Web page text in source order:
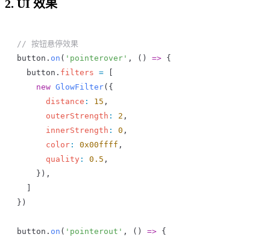
2. UI 效果
// 按钮悬停效果
button . on ( 'pointerover' , () => {
  button
. filters =
    new
GlowFilter({
      distance
: 15 ,
      outerStrength
: 2 ,
      innerStrength
: 0 ,
      color
: 0x00ffff ,
      quality
: 0.5 ,
    }),
})
button . on ( 'pointerout' , () => {